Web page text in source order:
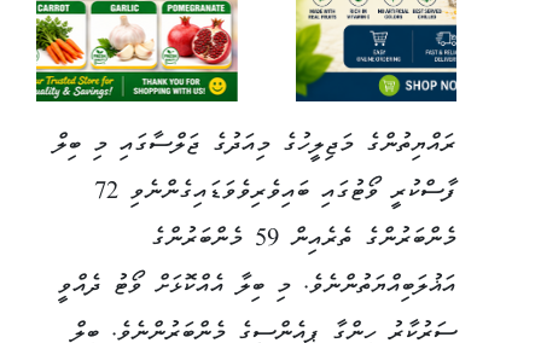
ރައްޔިތުންގެ މަޖިލީހުގެ މިއަދުގެ ޖަލްސާގައި މި ބިލް
ފާސްކުރީ ވޯޓުގައި ބައިވެރިވެވަޑައިގެންނެވި 72
މެންބަރުންގެ ތެރެއިން 59 މެންބަރުންގެ
އަޣުލަބިއްޔަތުންނެވެ. މި ބިލާ އެއްކޮޅަށް ވޯޓު ދެއްވީ
ސަރުކާރު ހިންގާ ޕީއެންސީގެ މެންބަރުންނެވެ. ބިލް